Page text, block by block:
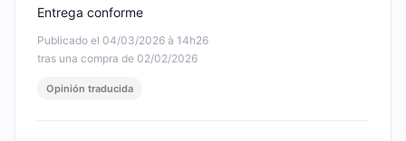
Publicado el 04/03/2026 à 14h26
tras una compra de 02/02/2026
Entrega conforme
Opinión traducida